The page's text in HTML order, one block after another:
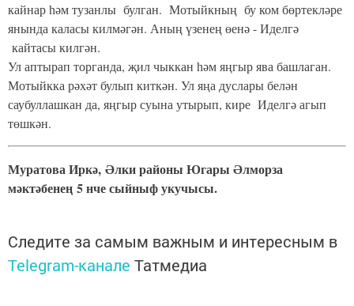
кайнар һәм тузанлы булган. Мотыйкның бу ком бөртекләре
янында каласы килмәгән. Аның үзенең өенә - Иделгә
кайтасы килгән.
Ул аптырап торганда, җил чыккан һәм яңгыр ява башлаган.
Мотыйкка рәхәт булып киткән. Ул яңа дуслары белән
саубуллашкан да, яңгыр суына утырып, кире Иделгә агып
төшкән.
Муратова Иркә, Әлки районы Югары Әлморза
мәктәбенең 5 нче сыйныф укучысы.
Следите за самым важным и интересным в
Telegram-канале Татмедиа